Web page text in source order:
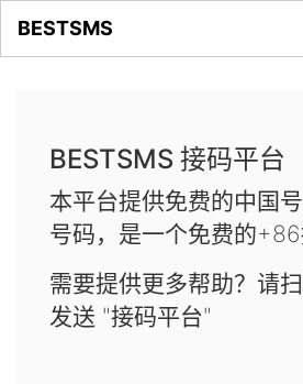
BESTSMS
BESTSMS 接码平台
本平台提供免费的中国
号码，是一个免费的
需要提供更多帮助？请
发送 "接码平台"